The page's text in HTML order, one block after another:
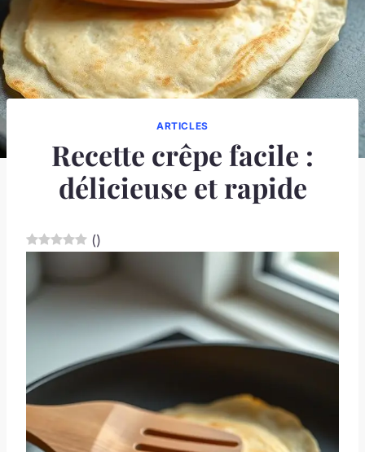
ARTICLES
Recette crêpe facile :
délicieuse et rapide
()